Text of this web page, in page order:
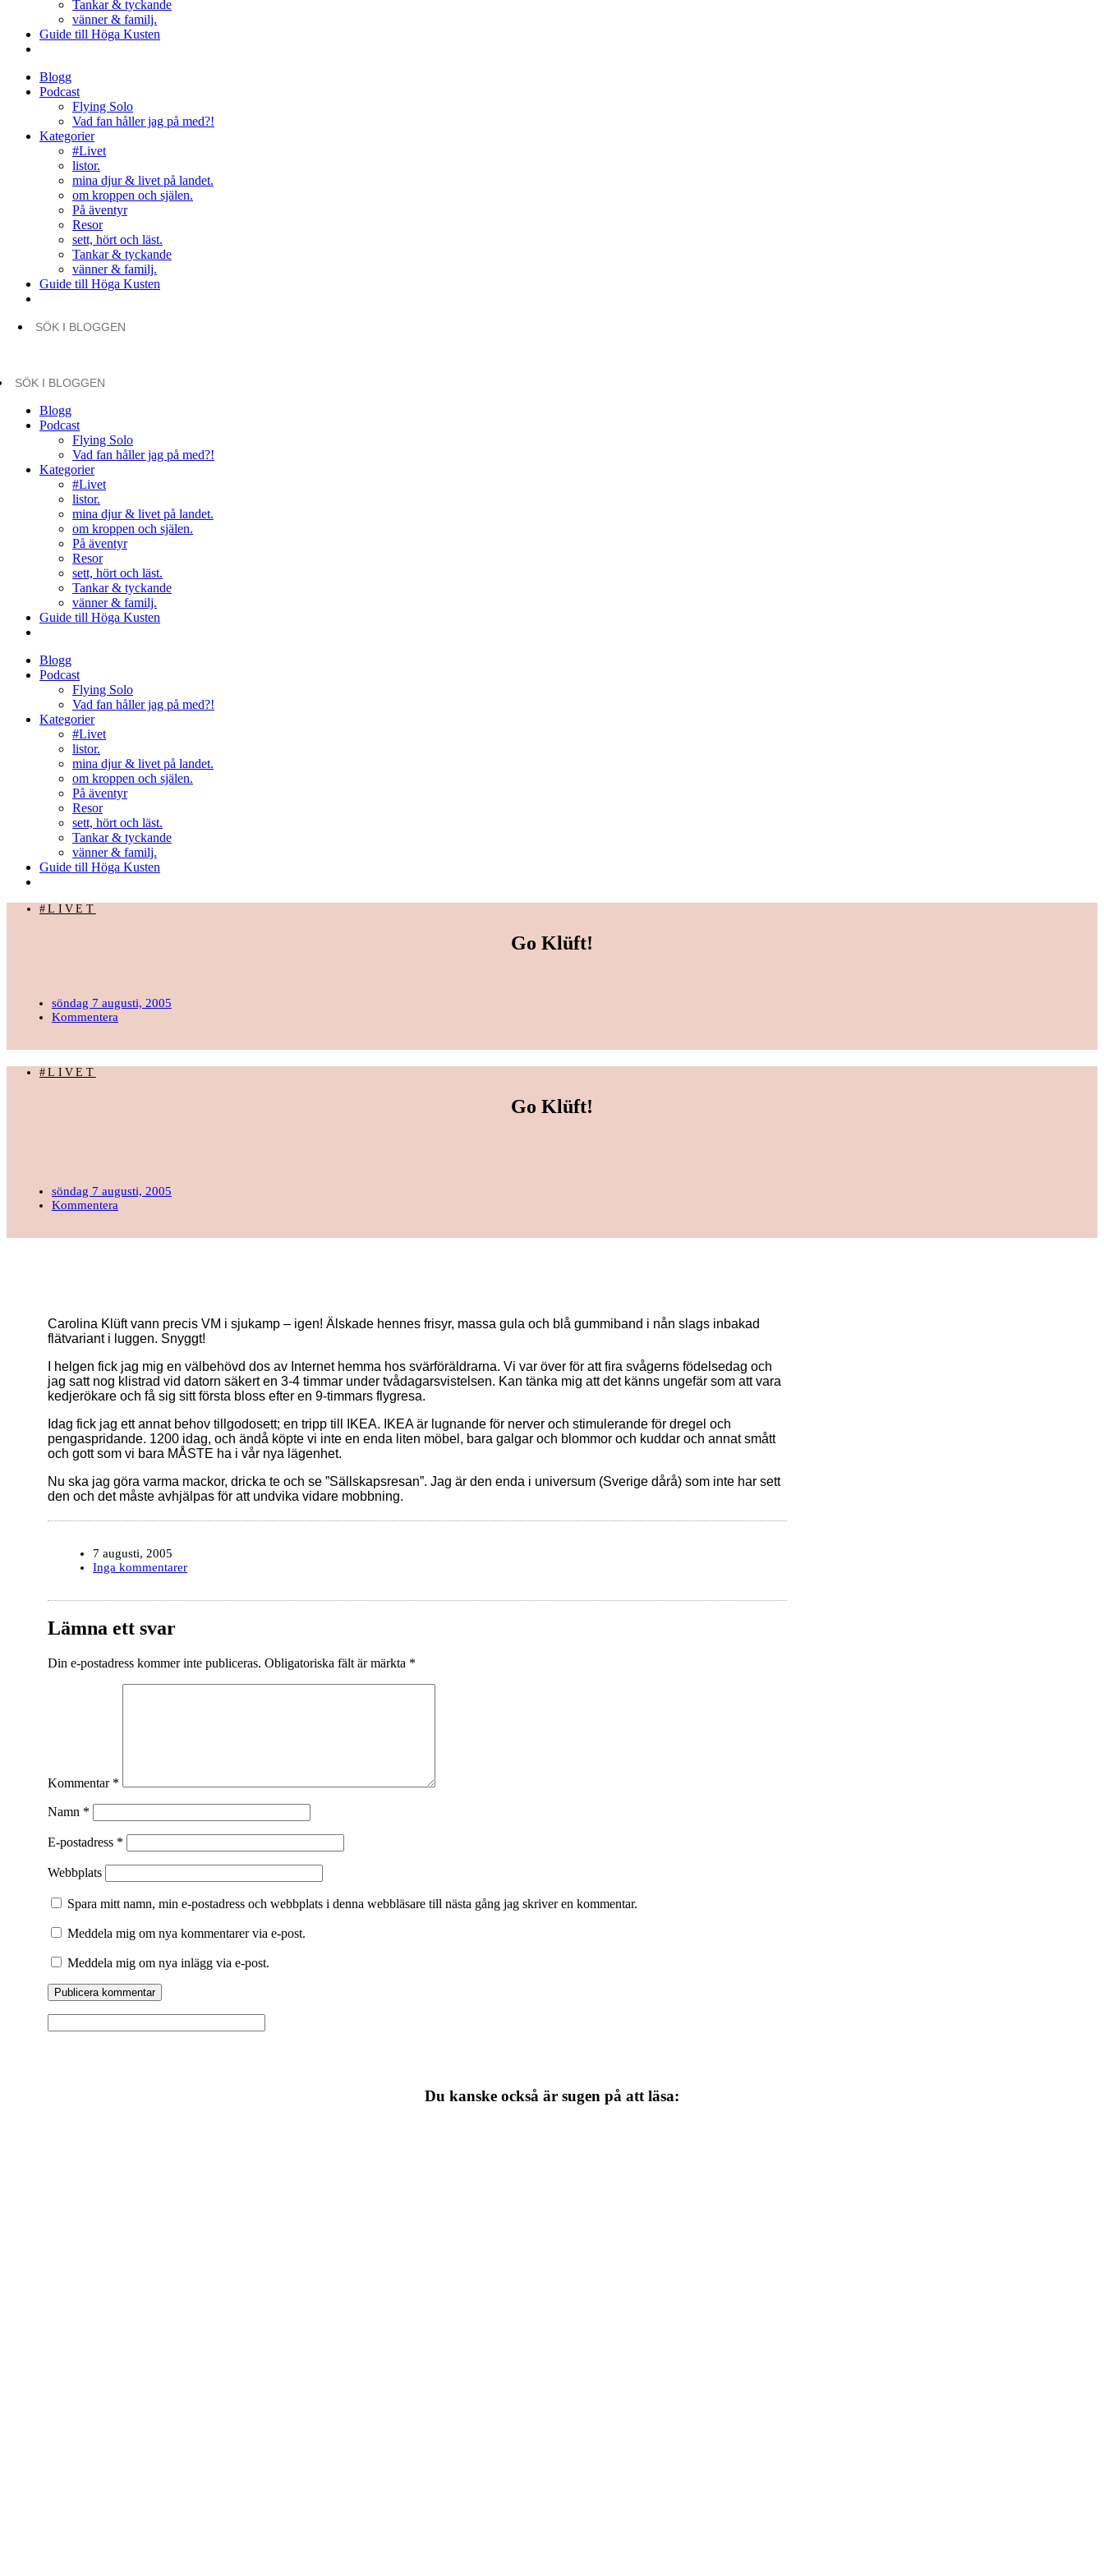
Tankar & tyckande
vänner & familj.
Guide till Höga Kusten
Blogg
Podcast
Flying Solo
Vad fan håller jag på med?!
Kategorier
#Livet
listor.
mina djur & livet på landet.
om kroppen och själen.
På äventyr
Resor
sett, hört och läst.
Tankar & tyckande
vänner & familj.
Guide till Höga Kusten
Blogg
Podcast
Flying Solo
Vad fan håller jag på med?!
Kategorier
#Livet
listor.
mina djur & livet på landet.
om kroppen och själen.
På äventyr
Resor
sett, hört och läst.
Tankar & tyckande
vänner & familj.
Guide till Höga Kusten
Blogg
Podcast
Flying Solo
Vad fan håller jag på med?!
Kategorier
#Livet
listor.
mina djur & livet på landet.
om kroppen och själen.
På äventyr
Resor
sett, hört och läst.
Tankar & tyckande
vänner & familj.
Guide till Höga Kusten
#LIVET
Go Klüft!
söndag 7 augusti, 2005
Kommentera
#LIVET
Go Klüft!
söndag 7 augusti, 2005
Kommentera
Carolina Klüft vann precis VM i sjukamp – igen! Älskade hennes frisyr, massa gula och blå gummiband i nån slags inbakad
flätvariant i luggen. Snyggt!
I helgen fick jag mig en välbehövd dos av Internet hemma hos svärföräldrarna. Vi var över för att fira svågerns födelsedag och
jag satt nog klistrad vid datorn säkert en 3-4 timmar under tvådagarsvistelsen. Kan tänka mig att det känns ungefär som att vara
kedjerökare och få sig sitt första bloss efter en 9-timmars flygresa.
Idag fick jag ett annat behov tillgodosett; en tripp till IKEA. IKEA är lugnande för nerver och stimulerande för dregel och
pengaspridande. 1200 idag, och ändå köpte vi inte en enda liten möbel, bara galgar och blommor och kuddar och annat smått
och gott som vi bara MÅSTE ha i vår nya lägenhet.
Nu ska jag göra varma mackor, dricka te och se ”Sällskapsresan”. Jag är den enda i universum (Sverige dårå) som inte har sett
den och det måste avhjälpas för att undvika vidare mobbning.
7 augusti, 2005
Inga kommentarer
Lämna ett svar
Din e-postadress kommer inte publiceras. Obligatoriska fält är märkta *
Kommentar *
Namn *
E-postadress *
Webbplats
Spara mitt namn, min e-postadress och webbplats i denna webbläsare till nästa gång jag skriver en kommentar.
Meddela mig om nya kommentarer via e-post.
Meddela mig om nya inlägg via e-post.
Du kanske också är sugen på att läsa: